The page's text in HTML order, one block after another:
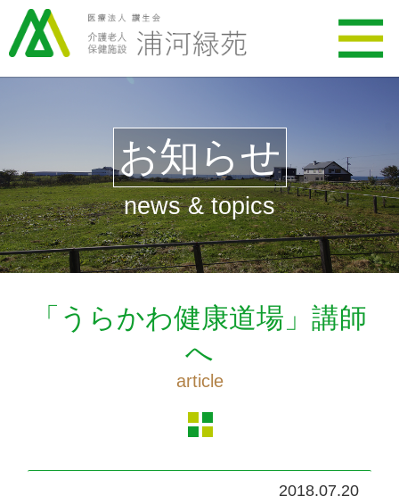
お知らせ
news & topics
「うらかわ健康道場」講師
へ
article
2018.07.20